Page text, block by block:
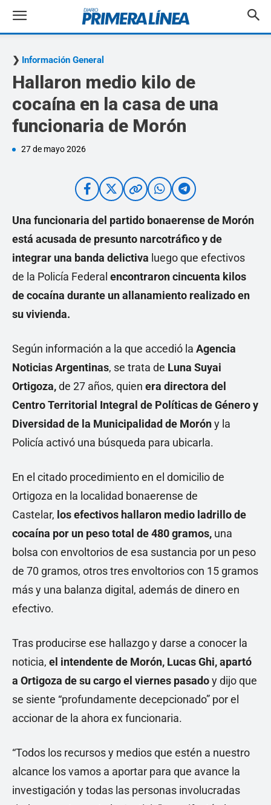
Información General
Hallaron medio kilo de
cocaína en la casa de una
funcionaria de Morón
27 de mayo 2026
Una funcionaria del partido bonaerense de Morón
está acusada de presunto narcotráfico y de
integrar una banda delictiva luego que efectivos
de la Policía Federal encontraron cincuenta kilos
de cocaína durante un allanamiento realizado en
su vivienda.
Según información a la que accedió la Agencia
Noticias Argentinas, se trata de Luna Suyai
Ortigoza,de 27 años, quien era directora del
Centro Territorial Integral de Políticas de Género y
Diversidad de la Municipalidad de Moróny la
Policía activó una búsqueda para ubicarla.
En el citado procedimiento en el domicilio de
Ortigoza en la localidad bonaerense de
Castelar, los efectivos hallaron medio ladrillo de
cocaína por un peso total de 480 gramos, una
bolsa con envoltorios de esa sustancia por un peso
de 70 gramos, otros tres envoltorios con 15 gramos
más y una balanza digital, además de dinero en
efectivo.
Tras producirse ese hallazgo y darse a conocer la
noticia, el intendente de Morón, Lucas Ghi, apartó
a Ortigoza de su cargo el viernes pasadoy dijo que
se siente “profundamente decepcionado” por el
accionar de la ahora ex funcionaria.
“Todos los recursos y medios que estén a nuestro
alcance los vamos a aportar para que avance la
investigación y todas las personas involucradas